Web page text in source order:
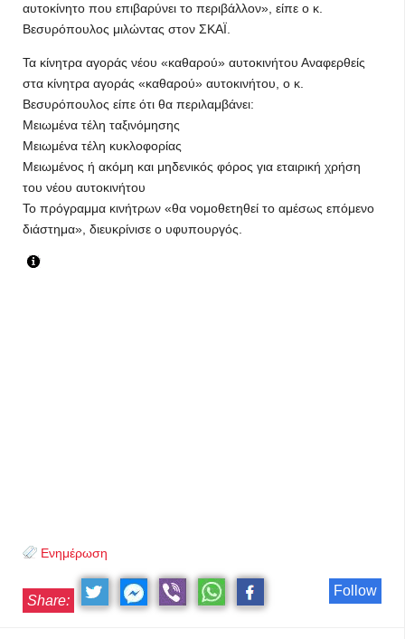
αυτοκίνητο που επιβαρύνει το περιβάλλον», είπε ο κ.
Βεσυρόπουλος μιλώντας στον ΣΚΑΪ.
Τα κίνητρα αγοράς νέου «καθαρού» αυτοκινήτου Αναφερθείς
στα κίνητρα αγοράς «καθαρού» αυτοκινήτου, ο κ.
Βεσυρόπουλος είπε ότι θα περιλαμβάνει:
Μειωμένα τέλη ταξινόμησης
Μειωμένα τέλη κυκλοφορίας
Μειωμένος ή ακόμη και μηδενικός φόρος για εταιρική χρήση
του νέου αυτοκινήτου
Το πρόγραμμα κινήτρων «θα νομοθετηθεί το αμέσως επόμενο
διάστημα», διευκρίνισε ο υφυπουργός.
Ενημέρωση
Follow
Share: